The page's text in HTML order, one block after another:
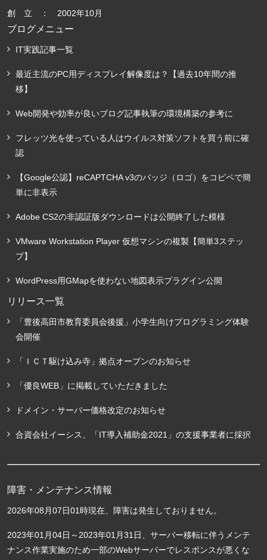
創 立 ： 2002年10月
ブログメニュー
IT実践記事一覧
最近主流のPC用ディスプレイ解像度は？【過去10年間の推
移】
Web開発や効率が良いブログ記事執筆の環境構築の参考に
フレッツ光を使っている人はウイルス対策ソフトを買う前に確
認
【Google公認】reCAPTCHA v3のバッジ（ロゴ）をコピペで簡
単に非表示
Adobe CS2の非認証版ダウンロードは公開終了した模様
VMware Workstation Player 仮想マシンの複製【簡単3ステッ
プ】
WordPress用GMapを使わない地図表示プラグイン公開
リリース一覧
「豊後高田市教育委員会後援」小学生向けプログラミング体験
会開催
「ＩＣＴ駆け込み寺」拠点オープンのお知らせ
「優良WEB」に掲載していただきました
ドメイン・サーバー価格改定のお知らせ
合資会社イーシス、「IT導入補助金2021」の支援事業者に採択
障害・メンテナンス情報
2026年08月07日01時現在、障害は発生しておりません。
2023年01月04日～2023年01月31日、サーバー移転に伴うメンテ
ナンス作業実施のため一部のWebサーバーでレスポンスが悪くな